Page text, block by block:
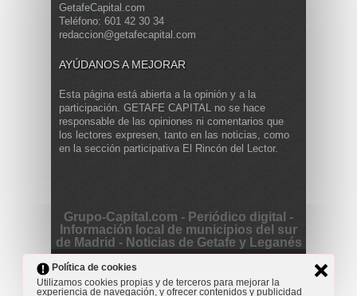
GetafeCapital.com
Teléfono: 601 42 30 34
redaccion@getafecapital.com
AYÚDANOS A MEJORAR
Esta página está abierta a la opinión y a la
participación. GETAFE CAPITAL no se hace
responsable de las opiniones ni comentarios que
los lectores expresen, tanto en las noticias, como
en la sección participativa El Rincón del Lector.
Grupo-Capital.com - Periódico digital -
Información local de municipios del sur
de Madrid - Noticias de Getafe y Leganés
Copyright © 2013 Getafe Capital. Powered by
Project
Política de cookies
Utilizamos cookies propias y de terceros para mejorar la
experiencia de navegación, y ofrecer contenidos y publicidad